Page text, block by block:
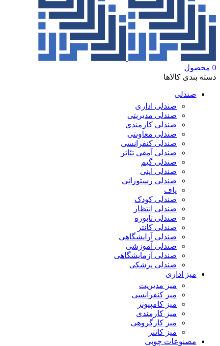
0 محصول
دسته بندی کالاها
صندلی
صندلی اداری
صندلی مدیریتی
صندلی کارمندی
صندلی معاونتی
صندلی کنفرانسی
صندلی آمفی تئاتر
صندلی گیم
صندلی اپنی
صندلی رستورانی
پاف
صندلی کودک
صندلی انتظار
صندلی تابوره
صندلی کانتر
صندلی آرایشگاهی
صندلی آموزشی
صندلی آزمایشگاهی
صندلی پزشکی
میز اداری
میز مدیریت
میز کنفرانسی
میز کامپیوتر
میز کارمندی
میز کارگروهی
میز کانتر
مصنوعات چوبی